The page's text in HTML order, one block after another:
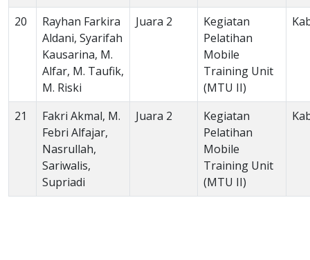
20
Rayhan Farkira
Aldani, Syarifah
Kausarina, M.
Alfar, M. Taufik,
M. Riski
Juara 2
Kegiatan
Pelatihan
Mobile
Training Unit
(MTU II)
21
Fakri Akmal, M.
Febri Alfajar,
Nasrullah,
Sariwalis,
Supriadi
Juara 2
Kegiatan
Pelatihan
Mobile
Training Unit
(MTU II)